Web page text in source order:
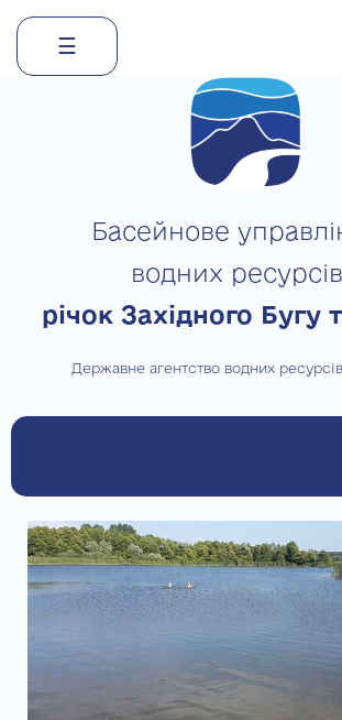
☰
Басейнове
водних ресурсів
річок Західного Бугу
Державне агентство водних